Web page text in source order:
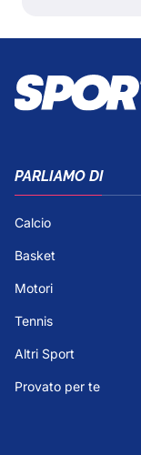
PARLIAMO DI
Calcio
Basket
Motori
Tennis
Altri Sport
Provato per te